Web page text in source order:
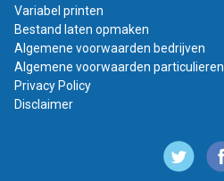
Variabel printen
Bestand laten opmaken
Algemene voorwaarden bedrijven
Algemene voorwaarden particulieren
Privacy Policy
Disclaimer